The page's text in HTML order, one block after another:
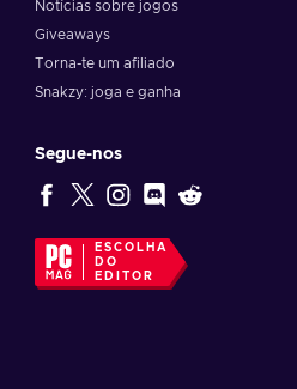
Notícias sobre jogos
Giveaways
Torna-te um afiliado
Snakzy: joga e ganha
Segue-nos
ESCOLHA
DO
EDITOR